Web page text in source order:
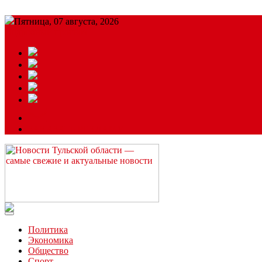
Пятница, 07 августа, 2026
Читайте последние новости дня в Тульской области на сайте
Политика
Экономика
Общество